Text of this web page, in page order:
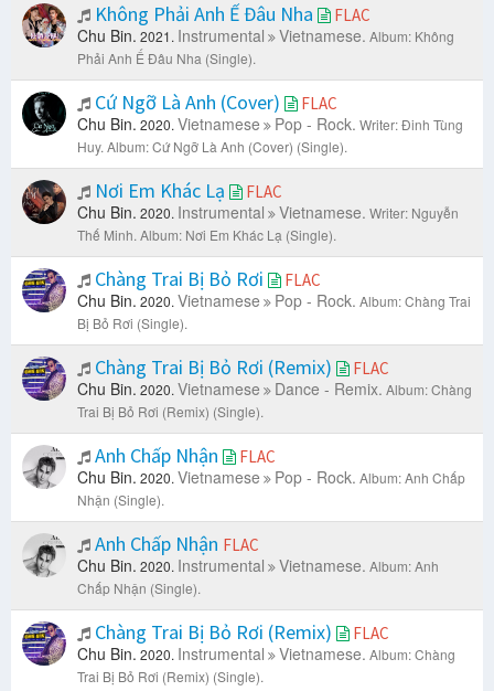
Không Phải Anh Ế Đâu Nha FLAC
Chu Bin. 2021. Instrumental Vietnamese. Album: Không
Phải Anh Ế Đâu Nha (Single).
Cứ Ngỡ Là Anh (Cover) FLAC
Chu Bin. 2020. Vietnamese Pop - Rock. Writer: Đinh Tùng
Huy. Album: Cứ Ngỡ Là Anh (Cover) (Single).
Nơi Em Khác Lạ FLAC
Chu Bin. 2020. Instrumental Vietnamese. Writer: Nguyễn
Thế Minh. Album: Nơi Em Khác Lạ (Single).
Chàng Trai Bị Bỏ Rơi FLAC
Chu Bin. 2020. Vietnamese Pop - Rock. Album: Chàng Trai
Bị Bỏ Rơi (Single).
Chàng Trai Bị Bỏ Rơi (Remix) FLAC
Chu Bin. 2020. Vietnamese Dance - Remix. Album: Chàng
Trai Bị Bỏ Rơi (Remix) (Single).
Anh Chấp Nhận FLAC
Chu Bin. 2020. Vietnamese Pop - Rock. Album: Anh Chấp
Nhận (Single).
Anh Chấp Nhận FLAC
Chu Bin. 2020. Instrumental Vietnamese. Album: Anh
Chấp Nhận (Single).
Chàng Trai Bị Bỏ Rơi (Remix) FLAC
Chu Bin. 2020. Instrumental Vietnamese. Album: Chàng
Trai Bị Bỏ Rơi (Remix) (Single).